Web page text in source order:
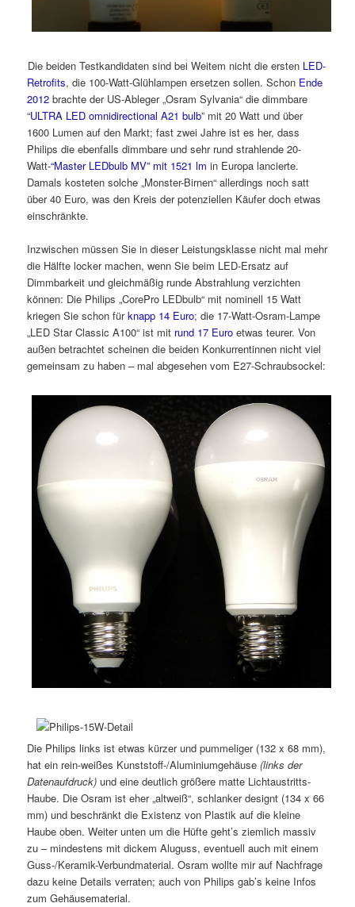
Die beiden Testkandidaten sind bei Weitem nicht die ersten LED-
Retrofits, die 100-Watt-Glühlampen ersetzen sollen. Schon Ende
2012 brachte der US-Ableger „Osram Sylvania“ die dimmbare
“ULTRA LED omnidirectional A21 bulb” mit 20 Watt und über
1600 Lumen auf den Markt; fast zwei Jahre ist es her, dass
Philips die ebenfalls dimmbare und sehr rund strahlende 20-
Watt-“Master LEDbulb MV” mit 1521 lm in Europa lancierte.
Damals kosteten solche „Monster-Birnen“ allerdings noch satt
über 40 Euro, was den Kreis der potenziellen Käufer doch etwas
einschränkte.
Inzwischen müssen Sie in dieser Leistungsklasse nicht mal mehr
die Hälfte locker machen, wenn Sie beim LED-Ersatz auf
Dimmbarkeit und gleichmäßig runde Abstrahlung verzichten
können: Die Philips „CorePro LEDbulb“ mit nominell 15 Watt
kriegen Sie schon fürknapp 14 Euro; die 17-Watt-Osram-Lampe
„LED Star Classic A100“ ist mit rund 17 Euro etwas teurer. Von
außen betrachtet scheinen die beiden Konkurrentinnen nicht viel
gemeinsam zu haben – mal abgesehen vom E27-Schraubsockel:
Die Philips links ist etwas kürzer und pummeliger (132 x 68 mm),
hat ein rein-weißes Kunststoff-/Aluminiumgehäuse(links der
Datenaufdruck) und eine deutlich größere matte Lichtaustritts-
Haube. Die Osram ist eher „altweiß“, schlanker designt (134 x 66
mm) und beschränkt die Existenz von Plastik auf die kleine
Haube oben. Weiter unten um die Hüfte geht’s ziemlich massiv
zu – mindestens mit dickem Aluguss, eventuell auch mit einem
Guss-/Keramik-Verbundmaterial. Osram wollte mir auf Nachfrage
dazu keine Details verraten; auch von Philips gab’s keine Infos
zum Gehäusematerial.